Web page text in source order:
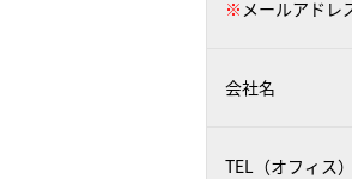
※ メールアドレ
会社名
TEL（オフィス）